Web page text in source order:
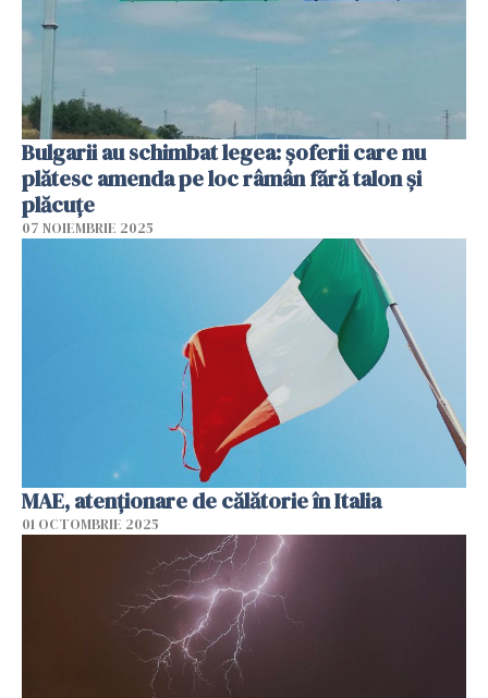
Bulgarii au schimbat legea: șoferii care nu
plătesc amenda pe loc râmân fără talon și
plăcuțe
07 NOIEMBRIE 2025
MAE, atenţionare de călătorie în Italia
01 OCTOMBRIE 2025